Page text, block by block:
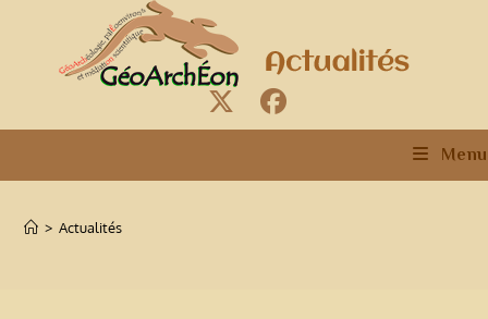
Menu
> Actualités